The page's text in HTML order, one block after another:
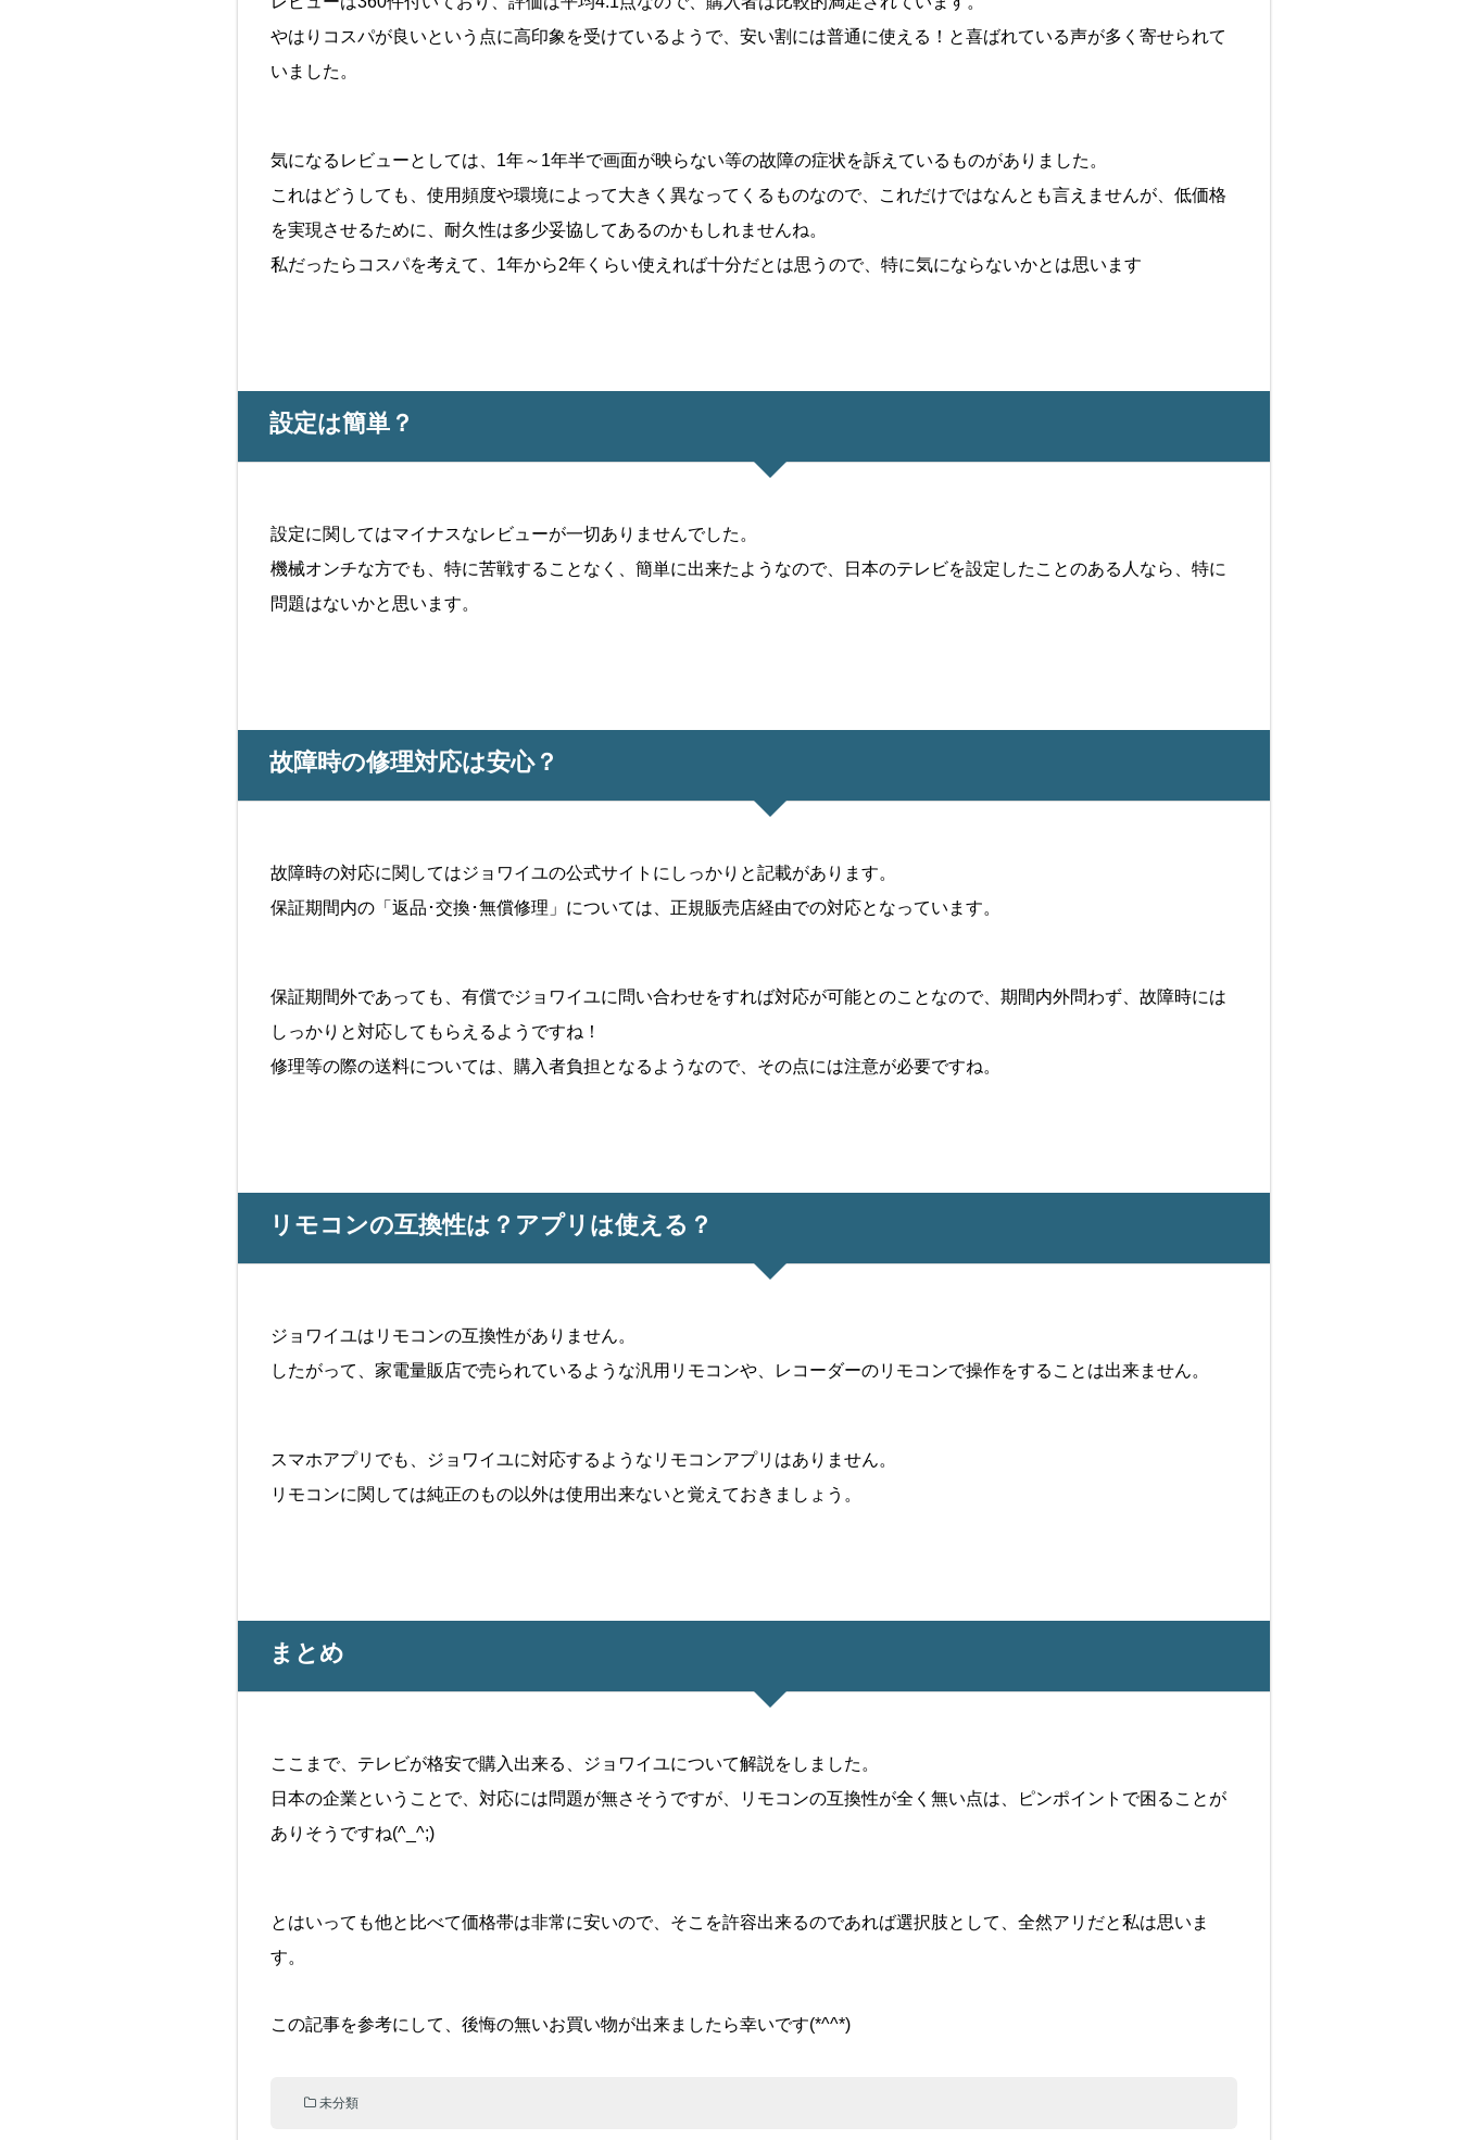
やはりコスパが良いという点に高印象を受けているようで、安い割には普通に使える！と喜ばれている声が多く寄せられて
いました。
気になるレビューとしては、1年～1年半で画面が映らない等の故障の症状を訴えているものがありました。
これはどうしても、使用頻度や環境によって大きく異なってくるものなので、これだけではなんとも言えませんが、低価格
を実現させるために、耐久性は多少妥協してあるのかもしれませんね。
私だったらコスパを考えて、1年から2年くらい使えれば十分だとは思うので、特に気にならないかとは思います
設定は簡単？
設定に関してはマイナスなレビューが一切ありませんでした。
機械オンチな方でも、特に苦戦することなく、簡単に出来たようなので、日本のテレビを設定したことのある人なら、特に
問題はないかと思います。
故障時の修理対応は安心？
故障時の対応に関してはジョワイユの公式サイトにしっかりと記載があります。
保証期間内の「返品･交換･無償修理」については、正規販売店経由での対応となっています。
保証期間外であっても、有償でジョワイユに問い合わせをすれば対応が可能とのことなので、期間内外問わず、故障時には
しっかりと対応してもらえるようですね！
修理等の際の送料については、購入者負担となるようなので、その点には注意が必要ですね。
リモコンの互換性は？アプリは使える？
ジョワイユはリモコンの互換性がありません。
したがって、家電量販店で売られているような汎用リモコンや、レコーダーのリモコンで操作をすることは出来ません。
スマホアプリでも、ジョワイユに対応するようなリモコンアプリはありません。
リモコンに関しては純正のもの以外は使用出来ないと覚えておきましょう。
まとめ
ここまで、テレビが格安で購入出来る、ジョワイユについて解説をしました。
日本の企業ということで、対応には問題が無さそうですが、リモコンの互換性が全く無い点は、ピンポイントで困ることが
ありそうですね(^_^;)
とはいっても他と比べて価格帯は非常に安いので、そこを許容出来るのであれば選択肢として、全然アリだと私は思いま
す。
この記事を参考にして、後悔の無いお買い物が出来ましたら幸いです(*^^*)
未分類